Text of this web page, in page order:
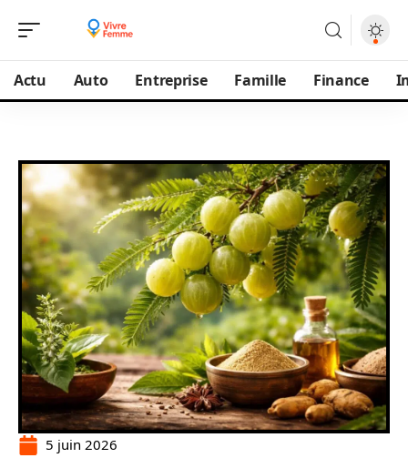
Actu Auto Entreprise Famille Finance
5 juin 2026